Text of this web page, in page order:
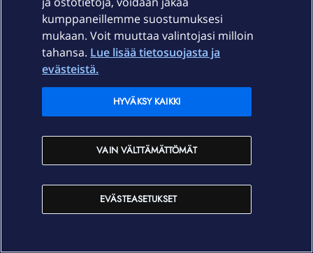
kumppaneillemme suostumuksesi
mukaan. Voit muuttaa valintojasi milloin
tahansa. Lue lisää tietosuojasta ja
evästeistä.
EVÄSTEASETUKSET
VAIN VÄLTTÄMÄTTÖMÄT
HYVÄKSY KAIKKI